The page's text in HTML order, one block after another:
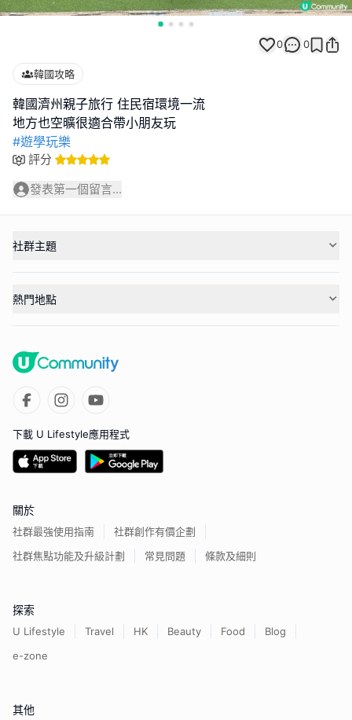
0 0
韓國攻略
韓國濟州親子旅行 住民宿環境一流
#遊學玩樂
評分
發表第一個留言...
社群主題
熱門地點
下載 U Lifestyle應用程式
關於
社群最強使用指南
社群創作有價企劃
社群焦點功能及升級計劃
常見問題 條款及細則
探索
U Lifestyle Travel HK Beauty Food
Blog
e-zone
其他